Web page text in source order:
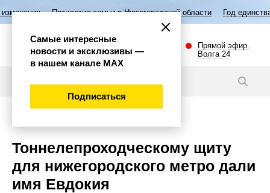
Пятилетие семьи в Нижегородской области Год единства народов
Прямой эфир.
Волга 24
Тоннелепроходческому щиту
для нижегородского метро дали
имя Евдокия
Самые интересные
новости и эксклюзивы —
в нашем канале МАХ
Подписаться